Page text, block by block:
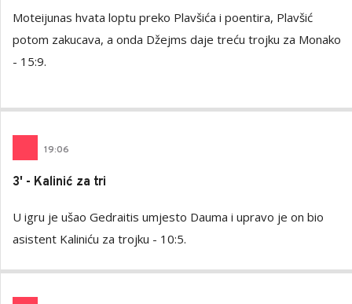
Moteijunas hvata loptu preko Plavšića i poentira, Plavšić
potom zakucava, a onda Džejms daje treću trojku za Monako
- 15:9.
19:06
3' - Kalinić za tri
U igru je ušao Gedraitis umjesto Dauma i upravo je on bio
asistent Kaliniću za trojku - 10:5.